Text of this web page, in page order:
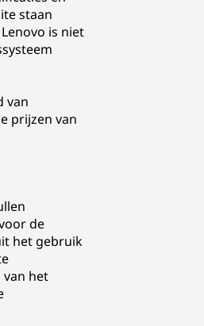
staan
is niet
van
prijzen van
de
het gebruik
het